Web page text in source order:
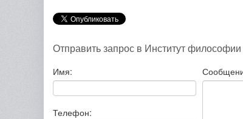
Отправить запрос в Институт
Имя:
Телефон: